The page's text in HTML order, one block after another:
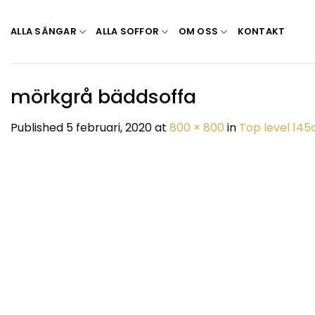
ALLA SÄNGAR ALLA SOFFOR OM OSS KONTAKT
mörkgrå bäddsoffa
Published 5 februari, 2020at 800 × 800 in Top level